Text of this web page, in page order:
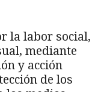
la labor social,
mediante
y acción
de los